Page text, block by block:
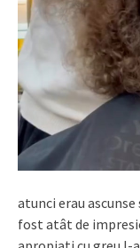
atunci erau
fost atât de